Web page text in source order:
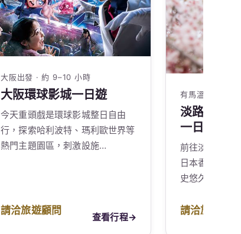
大阪出發 · 約 9–10 小時
大阪環球影城一日遊
今天重頭戲是環球影城整日自由
行，探索哈利波特、瑪利歐世界等
熱門主題園區，刺激設施…
請洽旅遊顧問
查看行程→
有馬溫泉出發 ·
淡路島香
一日遊
前往淡路島，
日本香文化的
史悠久的伊弉
請洽旅遊顧問